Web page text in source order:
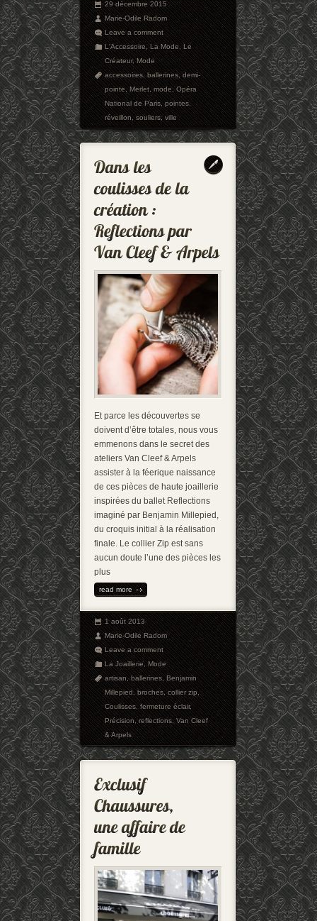
29 décembre 2015
Marie-Odile Radom
Leave a comment
L'Accessoire,La Mode,Le
Créateur,Mode
accessoires,ballerines,demi-
pointe,Merlet,mode,Opéra
National de Paris,pointes,
réveillon,souliers,ville
Et parce les découvertes se
doivent d’être totales, nous vous
emmenons dans le secret des
ateliers Van Cleef & Arpels
assister à la féerique naissance
de ces pièces de haute joaillerie
inspirées du ballet Reflections
imaginé par Benjamin Millepied,
du croquis initial à la réalisation
finale. Le collier Zip est sans
aucun doute l’une des pièces les
plus
read more
1 août 2013
Marie-Odile Radom
Leave a comment
La Joaillerie,Mode
artisan,ballerines,Benjamin
Millepied,broches,collier zip,
Coulisses,fermeture éclair,
Précision,reflections,Van Cleef
& Arpels